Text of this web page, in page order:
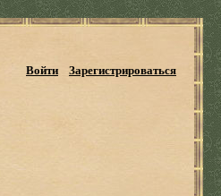
Войти Зарегистрироваться